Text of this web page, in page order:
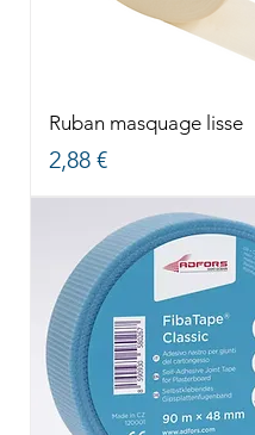
Ruban masquage lisse
Prix
2,88 €